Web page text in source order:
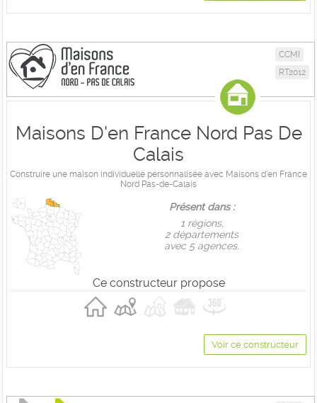
CCMI
RT2012
Maisons D'en France Nord Pas De
Calais
Construire une maison individuelle personnalisée avec Maisons d'en France
Nord Pas-de-Calais
Présent dans :
1 règions,
2 départements
avec 5 agences.
Ce constructeur propose
Voir ce constructeur